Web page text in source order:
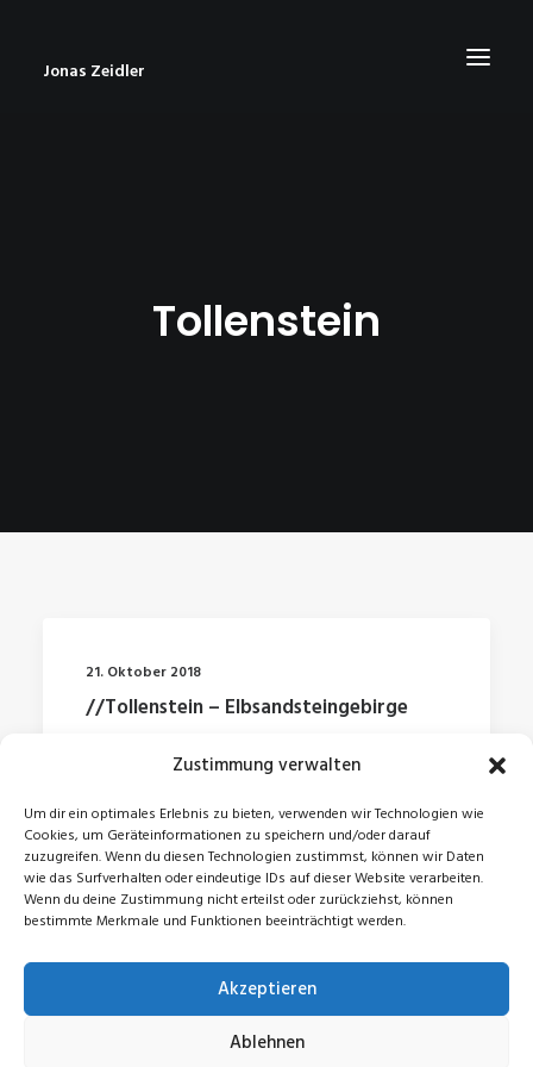
Zustimmung verwalten
Um dir ein optimales Erlebnis zu bieten, verwenden wir Technologien wie
Cookies, um Geräteinformationen zu speichern und/oder darauf
zuzugreifen. Wenn du diesen Technologien zustimmst, können wir Daten
wie das Surfverhalten oder eindeutige IDs auf dieser Website verarbeiten.
Wenn du deine Zustimmung nicht erteilst oder zurückziehst, können
bestimmte Merkmale und Funktionen beeinträchtigt werden.
Akzeptieren
Ablehnen
Jonas Zeidler
Tollenstein
21. Oktober 2018
//Tollenstein – Elbsandsteingebirge
© 2026 Jonas Zeidler. All rights reserved